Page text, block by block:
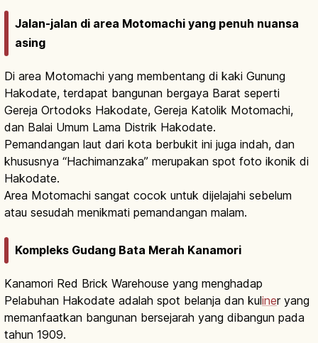
Jalan-jalan di area Motomachi yang penuh nuansa
asing
Di area Motomachi yang membentang di kaki Gunung
Hakodate, terdapat bangunan bergaya Barat seperti
Gereja Ortodoks Hakodate, Gereja Katolik Motomachi,
dan Balai Umum Lama Distrik Hakodate.
Pemandangan laut dari kota berbukit ini juga indah, dan
khususnya “Hachimanzaka” merupakan spot foto ikonik di
Hakodate.
Area Motomachi sangat cocok untuk dijelajahi sebelum
atau sesudah menikmati pemandangan malam.
Kompleks Gudang Bata Merah Kanamori
Kanamori Red Brick Warehouse yang menghadap
Pelabuhan Hakodate adalah spot belanja dan kuliner yang
memanfaatkan bangunan bersejarah yang dibangun pada
tahun 1909.